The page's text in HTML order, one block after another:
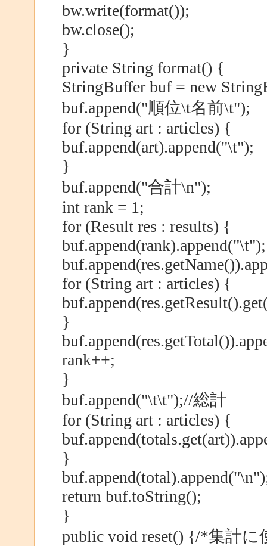
bw.write(format());
bw.close();
}
private String format() {
StringBuffer buf = new
buf.append("順位\t名前\t");
for (String art : articles) {
buf.append(art).append("\t");
}
buf.append("合計\n");
int rank = 1;
for (Result res : results) {
buf.append(rank).append("\t");
for (String art : articles) {
}
rank++;
}
buf.append("\t\t");//総計
for (String art : articles) {
}
return buf.toString();
}
public void reset() {/*集計